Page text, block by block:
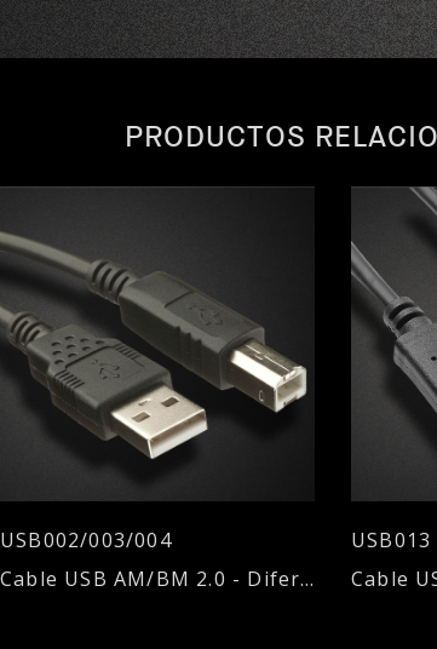
PRODUCTOS
USB002/003/004
Cable USB AM/BM 2.0 - Diferentes longitudes de cable.
USB013